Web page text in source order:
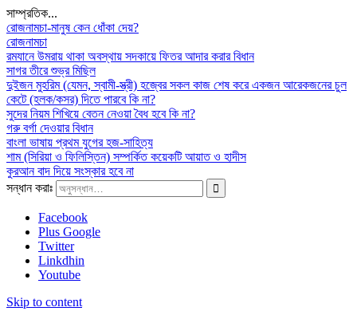
সাম্প্রতিক...
রোজনামচা-মানুষ কেন ধোঁকা দেয়?
রোজনামচা
রমযানে উমরায় থাকা অবস্থায় সদকায়ে ফিতর আদার করার বিধান
সাগর তীরে শুভ্র মিছিল
দুইজন মুহরিম (যেমন, স্বামী-স্ত্রী) হজ্বের সকল কাজ শেষ করে একজন আরেকজনের চুল
কেটে (হলক/কসর) দিতে পারবে কি না?
সুদের নিয়ম শিখিয়ে বেতন নেওয়া বৈধ হবে কি না?
গরু বর্গা দেওয়ার বিধান
বাংলা ভাষায় প্রথম যুগের হজ-সাহিত্য
শাম (সিরিয়া ও ফিলিস্তিন) সম্পর্কিত কয়েকটি আয়াত ও হাদীস
কুরআন বাদ দিয়ে সংস্কার হবে না
সন্ধান করাঃ
Facebook
Plus Google
Twitter
Linkdhin
Youtube
Skip to content